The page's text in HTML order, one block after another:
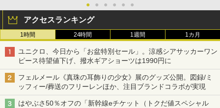
● ● ● ● ● ●
アクセスランキング
1時間 24時間 1週間 1カ月
ユニクロ、今日から「お盆特別セール」。涼感シアサッカーワン
ピース待望値下げ、撥水ギアショーツは1990円に
フェルメール《真珠の耳飾りの少女》展のグッズ公開。図録/ミ
ッフィー/葬送のフリーレンほか、注目ブランドコラボが実現
はやぶさ50％オフの「新幹線eチケット（トクだ値スペシャル